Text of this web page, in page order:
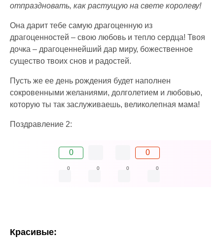
отпраздновать, как растущую на свете королеву!
Она дарит тебе самую драгоценную из
драгоценностей – свою любовь и тепло сердца! Твоя
дочка – драгоценнейший дар миру, божественное
существо твоих снов и радостей.
Пусть же ее день рождения будет наполнен
сокровенными желаниями, долголетием и любовью,
которую ты так заслуживаешь, великолепная мама!
Поздравление 2:
0 0
0 0 0 0
Красивые: